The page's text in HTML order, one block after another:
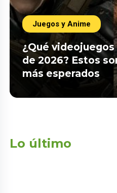
Juegos y Anime
¿Qué
de 2026? Estos
más esperados
Lo último